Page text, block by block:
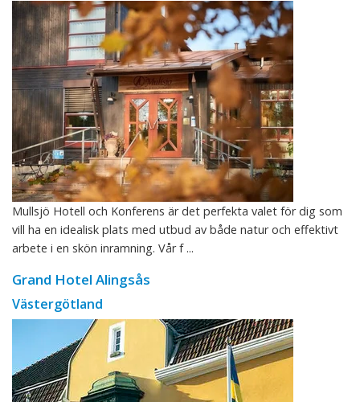
Mullsjö Hotell och Konferens är det perfekta valet för dig som
vill ha en idealisk plats med utbud av både natur och effektivt
arbete i en skön inramning. Vår f ...
Grand Hotel Alingsås
Västergötland